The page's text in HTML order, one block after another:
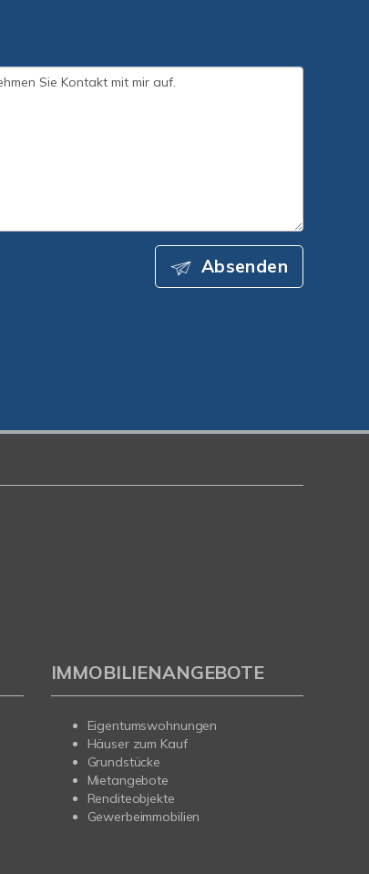
Absenden
IMMOBILIENANGEBOTE
Eigentumswohnungen
Häuser zum Kauf
Grundstücke
Mietangebote
Renditeobjekte
Gewerbeimmobilien